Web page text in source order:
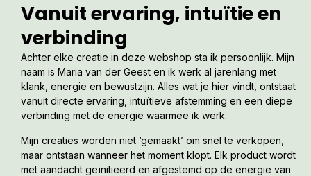
Vanuit ervaring, intuïtie en
verbinding
Achter elke creatie in deze webshop sta ik persoonlijk. Mijn
naam is Maria van der Geest en ik werk al jarenlang met
klank, energie en bewustzijn. Alles wat je hier vindt, ontstaat
vanuit directe ervaring, intuïtieve afstemming en een diepe
verbinding met de energie waarmee ik werk.
Mijn creaties worden niet ‘gemaakt’ om snel te verkopen,
maar ontstaan wanneer het moment klopt. Elk product wordt
met aandacht geïnitieerd en afgestemd op de energie van